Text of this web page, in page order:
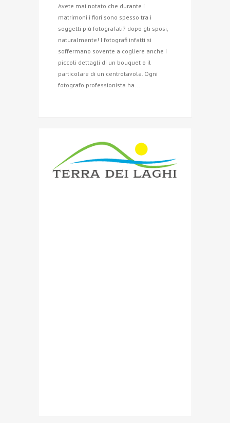
Avete mai notato che durante i
matrimoni i fiori sono spesso tra i
soggetti più fotografati? dopo gli sposi,
naturalmente! I fotografi infatti si
soffermano sovente a cogliere anche i
piccoli dettagli di un bouquet o il
particolare di un centrotavola. Ogni
fotografo professionista ha...